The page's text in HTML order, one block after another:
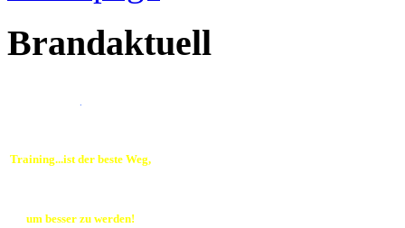
Brandaktuell
.
Training...ist der beste Weg,
um besser zu werden!